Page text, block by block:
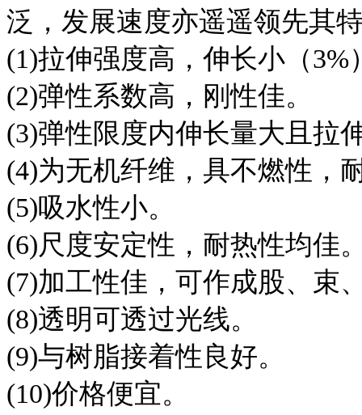
泛，发展速度亦遥遥领先其
(1)拉伸强度高，伸长小（3%
(2)弹性系数高，刚性佳。
(3)弹性限度内伸长量大且拉
(4)为无机纤维，具不燃性，
(5)吸水性小。
(6)尺度安定性，耐热性均佳
(7)加工性佳，可作成股、束
(8)透明可透过光线。
(9)与树脂接着性良好。
(10)价格便宜。